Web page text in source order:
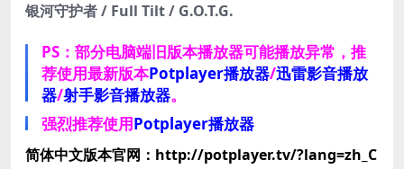
银河守护者 / Full Tilt / G.O.T.G.
PS：部分电脑端旧版本播放器可能播放异常，推
荐使用最新版本Potplayer播放器/迅雷影音播放
器/射手影音播放器。
强烈推荐使用Potplayer播放器
简体中文版本官网：http://potplayer.tv/?lang=zh_C